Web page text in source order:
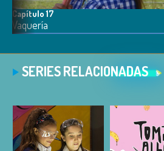
Capítulo 17
Vaquería
SERIES RELACIONADAS